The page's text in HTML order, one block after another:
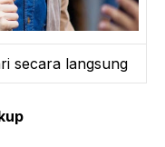
secara langsung